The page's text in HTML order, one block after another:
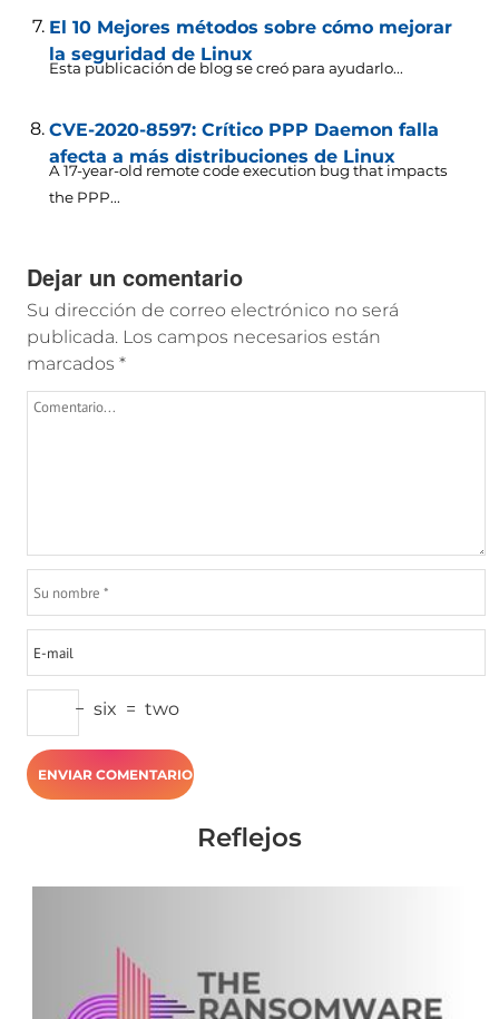
El 10 Mejores métodos sobre cómo mejorar
la seguridad de Linux
Esta publicación de blog se creó para ayudarlo...
CVE-2020-8597: Crítico PPP Daemon falla
afecta a más distribuciones de Linux
A 17-year-old remote code execution bug that impacts
the PPP...
Dejar un comentario
Su dirección de correo electrónico no será
publicada. Los campos necesarios están
marcados *
− six = two
Reflejos